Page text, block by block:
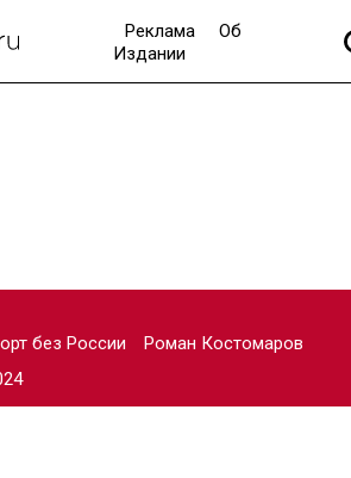
Реклама
Об
Издании
без России
Роман Костомаров